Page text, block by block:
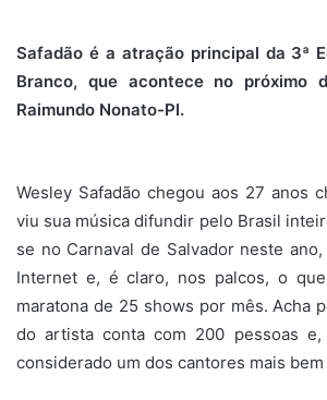
Safadão é a atração principal da 3ª
Branco, que acontece no próximo
Raimundo Nonato-PI.
Wesley Safadão chegou aos 27 anos
viu sua música difundir pelo Brasil
se no Carnaval de Salvador neste
Internet e, é claro, nos palcos, o
maratona de 25 shows por mês. Acha
do artista conta com 200 pessoas
considerado um dos cantores mais bem